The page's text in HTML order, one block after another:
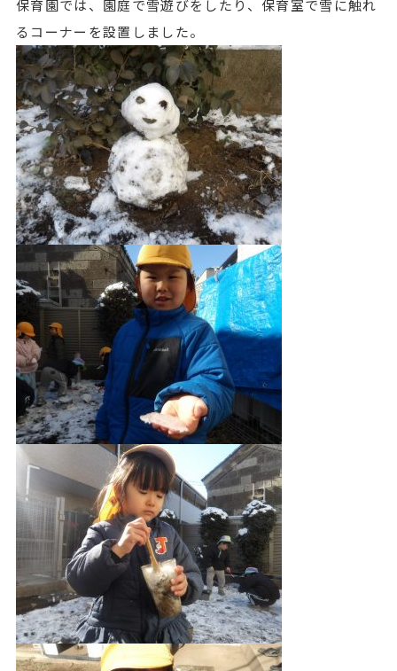
保育園では、園庭で雪遊びをしたり、保育室で雪に触れ
るコーナーを設置しました。